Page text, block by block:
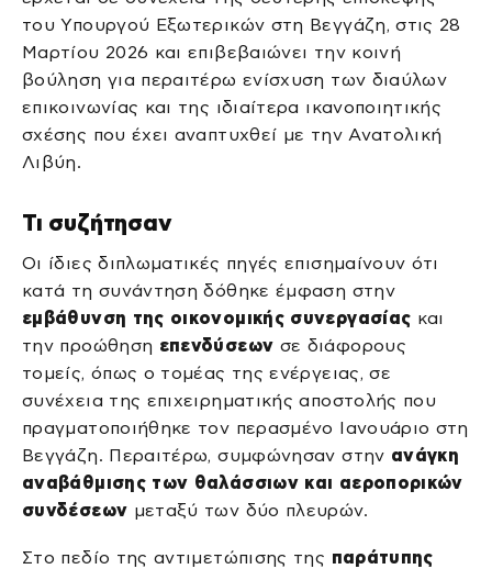
του Υπουργού Εξωτερικών στη Βεγγάζη, στις 28
Μαρτίου 2026 και επιβεβαιώνει την κοινή
βούληση για περαιτέρω ενίσχυση των διαύλων
επικοινωνίας και της ιδιαίτερα ικανοποιητικής
σχέσης που έχει αναπτυχθεί με την Ανατολική
Λιβύη.
Τι συζήτησαν
Οι ίδιες διπλωματικές πηγές επισημαίνουν ότι
κατά τη συνάντηση δόθηκε έμφαση στην
εμβάθυνση της οικονομικής συνεργασίας και
την προώθηση επενδύσεων σε διάφορους
τομείς, όπως ο τομέας της ενέργειας, σε
συνέχεια της επιχειρηματικής αποστολής που
πραγματοποιήθηκε τον περασμένο Ιανουάριο στη
Βεγγάζη. Περαιτέρω, συμφώνησαν στην ανάγκη
αναβάθμισης των θαλάσσιων και αεροπορικών
συνδέσεων μεταξύ των δύο πλευρών.
Στο πεδίο της αντιμετώπισης της παράτυπης